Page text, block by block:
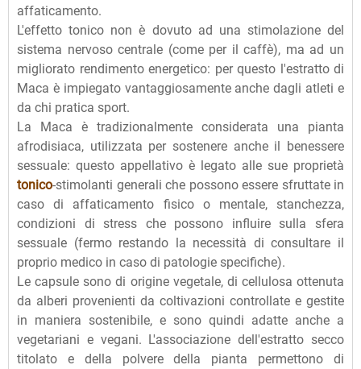
affaticamento.
L'effetto tonico non è dovuto ad una stimolazione del
sistema nervoso centrale (come per il caffè), ma ad un
migliorato rendimento energetico: per questo l'estratto di
Maca è impiegato vantaggiosamente anche dagli atleti e
da chi pratica sport.
La Maca è tradizionalmente considerata una pianta
afrodisiaca, utilizzata per sostenere anche il benessere
sessuale: questo appellativo è legato alle sue proprietà
tonico-stimolanti generali che possono essere sfruttate in
caso di affaticamento fisico o mentale, stanchezza,
condizioni di stress che possono influire sulla sfera
sessuale (fermo restando la necessità di consultare il
proprio medico in caso di patologie specifiche).
Le capsule sono di origine vegetale, di cellulosa ottenuta
da alberi provenienti da coltivazioni controllate e gestite
in maniera sostenibile, e sono quindi adatte anche a
vegetariani e vegani. L'associazione dell'estratto secco
titolato e della polvere della pianta permettono di